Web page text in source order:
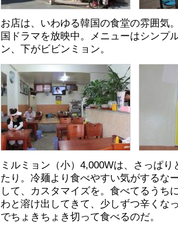
お店は、いわゆる韓国の食堂の雰囲気
国ドラマを放映中。メニューはシンプ
ン、下がビビンミョン。
ミルミョン（小）4,000Wは、さっぱ
たり。冷麺より食べやすい気がするな
して、カスタマイズを。食べてるうち
わと溶け出してきて、少しずつ辛くな
でちょきちょき切って食べるのだ。